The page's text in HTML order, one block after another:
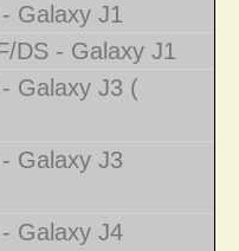
Galaxy J1
DS - Galaxy J1
Galaxy J3 (
Galaxy J3
Galaxy J4